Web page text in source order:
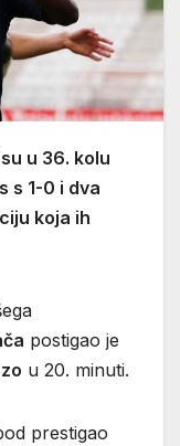
u 36. kolu
s 1-0 i dva
koja ih
postigao je
u 20. minuti.
prestigao